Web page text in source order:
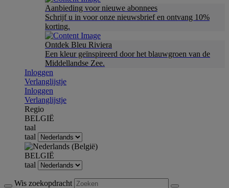
Aanbieding voor nieuwe abonnees
Schrijf u in voor onze nieuwsbrief en ontvang 10%
korting.
Ontdek Bleu Riviera
Een kleur geïnspireerd door het blauwgroen van de
Middellandse Zee.
Inloggen
Verlanglijstje
Inloggen
Verlanglijstje
Regio
BELGIË
taal
taal
BELGIË
taal
Wis zoekopdracht